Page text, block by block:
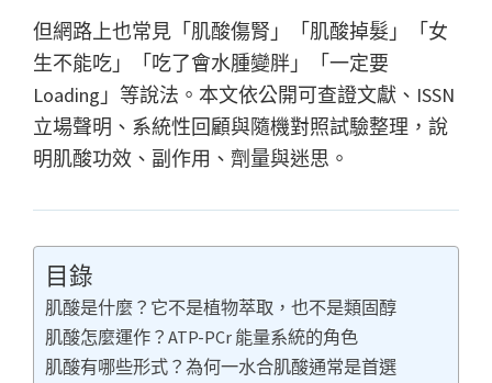
但網路上也常見「肌酸傷腎」「肌酸掉髮」「女
生不能吃」「吃了會水腫變胖」「一定要
Loading」等說法。本文依公開可查證文獻、ISSN
立場聲明、系統性回顧與隨機對照試驗整理，說
明肌酸功效、副作用、劑量與迷思。
目錄
肌酸是什麼？它不是植物萃取，也不是類固醇
肌酸怎麼運作？ATP-PCr 能量系統的角色
肌酸有哪些形式？為何一水合肌酸通常是首選